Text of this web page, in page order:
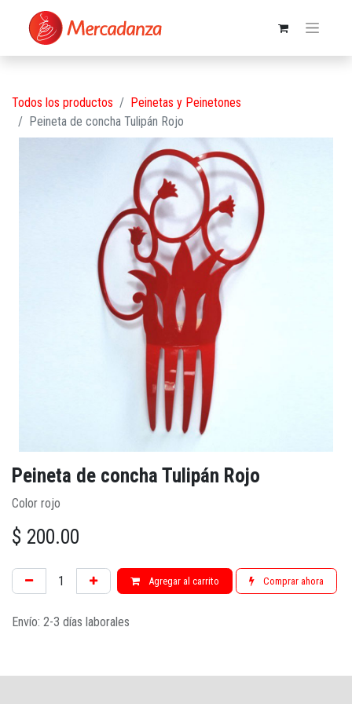
Todos los productos
Peinetas y Peinetones
Peineta de concha Tulipán Rojo
Peineta de concha Tulipán Rojo
Color rojo
$ 200.00
Agregar al carrito Comprar ahora
Envío: 2-3 días laborales